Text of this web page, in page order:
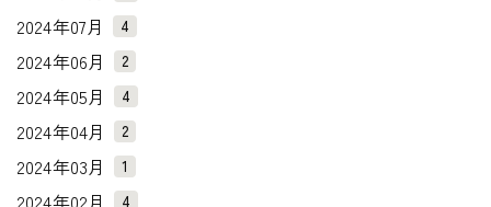
2024年07月 4
2024年06月 2
2024年05月 4
2024年04月 2
2024年03月 1
2024年02月 4